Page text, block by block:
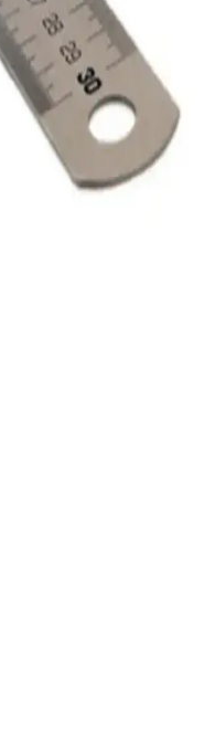
Uzunluk ve
Aracı
dayanıklı malzeme ve
pratik ölçüm sağlar,
mm: Yüksek
Aracı